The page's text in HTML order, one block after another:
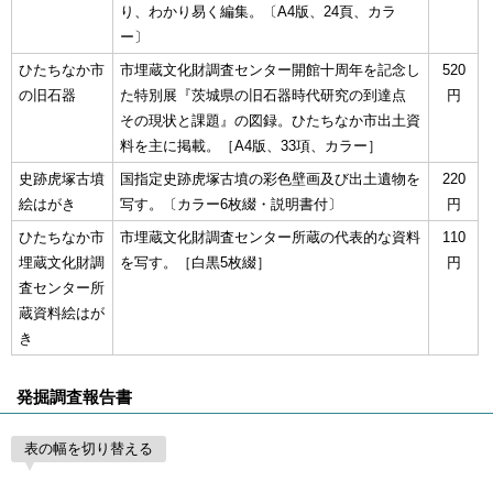
り、わかり易く編集。〔A4版、24頁、カラ
ー〕
ひたちなか市
の旧石器
市埋蔵文化財調査センター開館十周年を記念し
た特別展『茨城県の旧石器時代研究の到達点
その現状と課題』の図録。ひたちなか市出土資
料を主に掲載。［A4版、33項、カラー］
520
円
史跡虎塚古墳
絵はがき
国指定史跡虎塚古墳の彩色壁画及び出土遺物を
写す。〔カラー6枚綴・説明書付〕
220
円
ひたちなか市
埋蔵文化財調
査センター所
蔵資料絵はが
き
市埋蔵文化財調査センター所蔵の代表的な資料
を写す。［白黒5枚綴］
110
円
発掘調査報告書
表の幅を切り替える